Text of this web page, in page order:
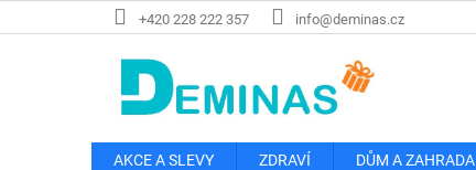
na
+420 228 222 357 info@deminas.cz
AKCE A SLEVY ZDRAVÍ DŮM A ZAHRADA